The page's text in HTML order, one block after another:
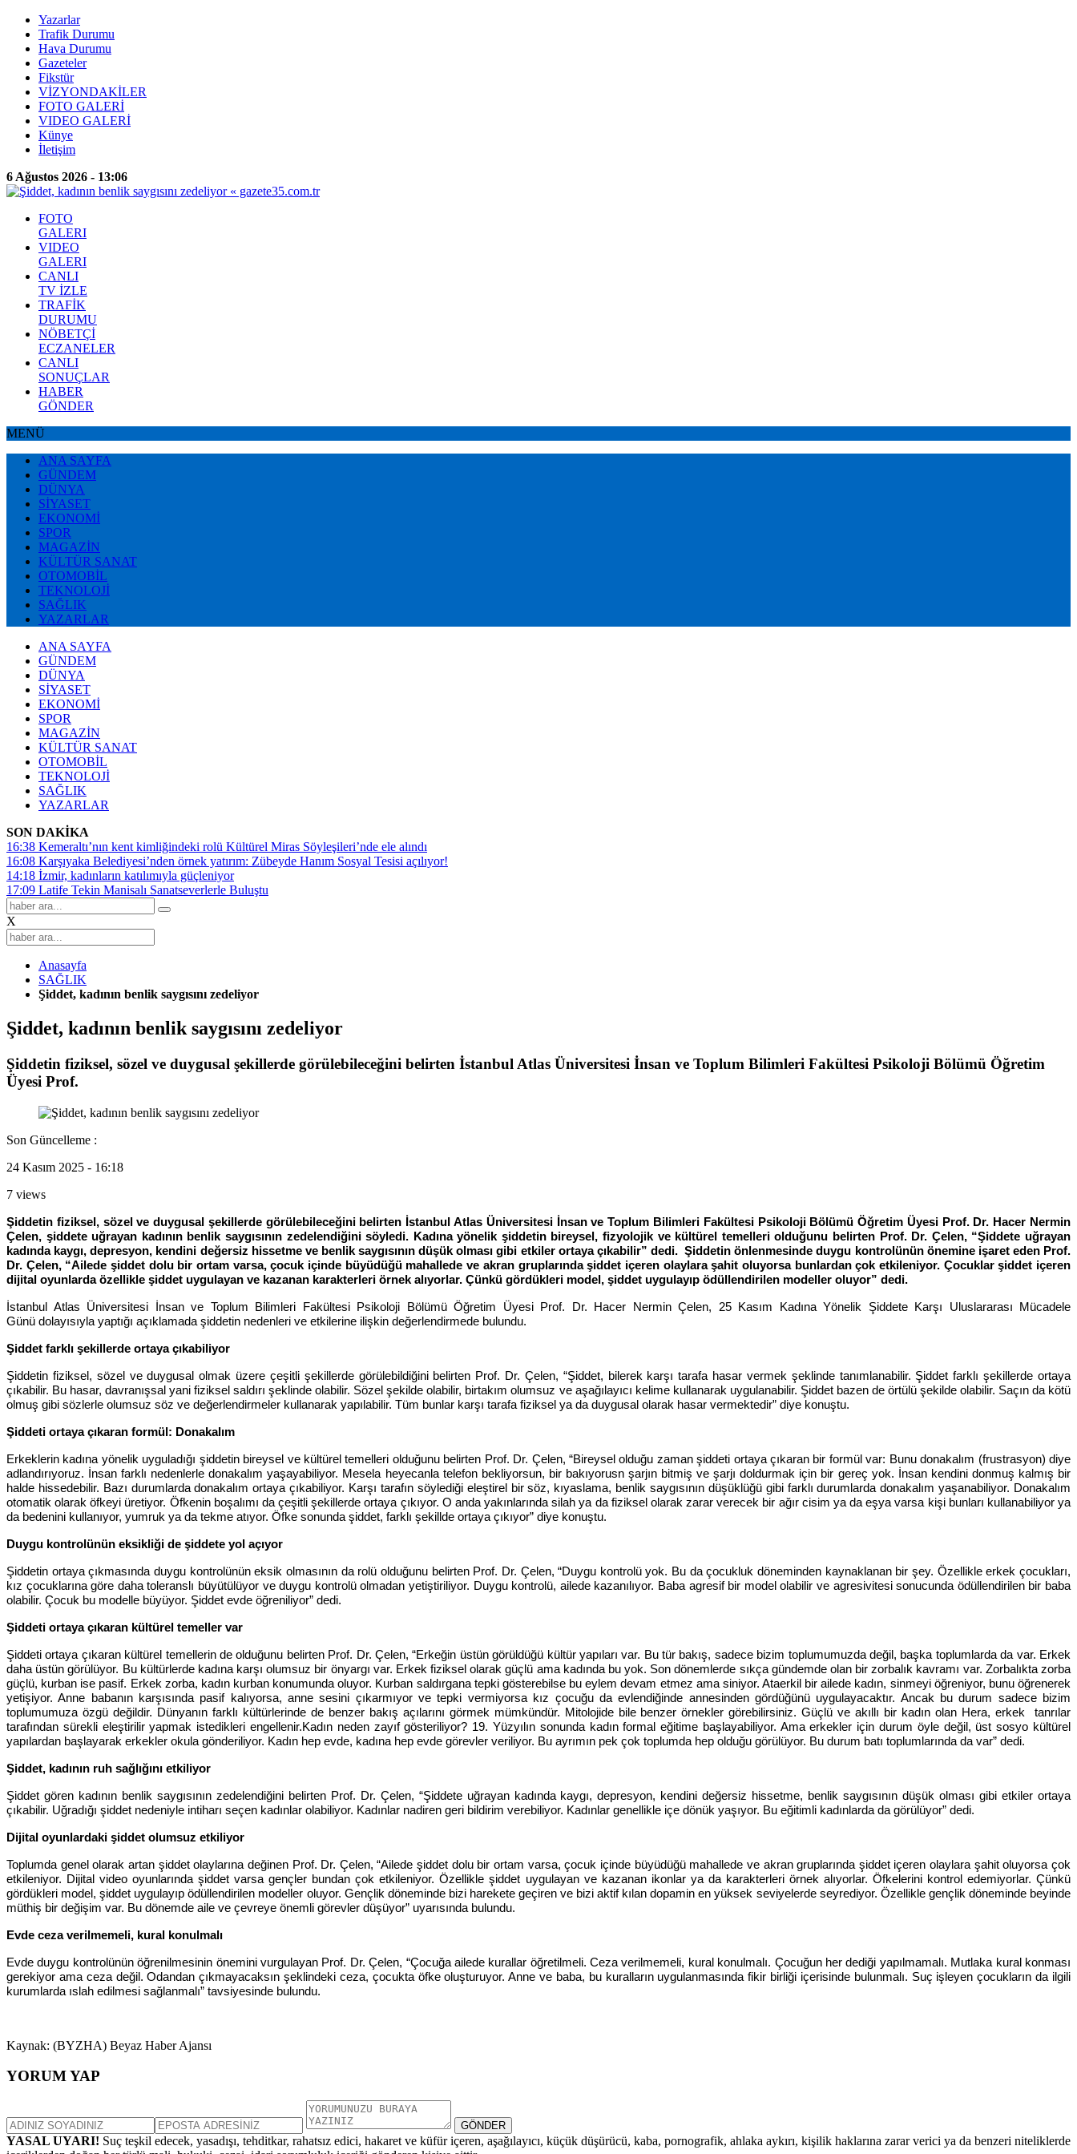
Yazarlar
Trafik Durumu
Hava Durumu
Gazeteler
Fikstür
VİZYONDAKİLER
FOTO GALERİ
VIDEO GALERİ
Künye
İletişim
6 Ağustos 2026 - 13:06
FOTO
GALERI
VIDEO
GALERI
CANLI
TV İZLE
TRAFİK
DURUMU
NÖBETÇİ
ECZANELER
CANLI
SONUÇLAR
HABER
GÖNDER
MENÜ
ANA SAYFA
GÜNDEM
DÜNYA
SİYASET
EKONOMİ
SPOR
MAGAZİN
KÜLTÜR SANAT
OTOMOBİL
TEKNOLOJİ
SAĞLIK
YAZARLAR
ANA SAYFA
GÜNDEM
DÜNYA
SİYASET
EKONOMİ
SPOR
MAGAZİN
KÜLTÜR SANAT
OTOMOBİL
TEKNOLOJİ
SAĞLIK
YAZARLAR
SON DAKİKA
16:38 Kemeraltı’nın kent kimliğindeki rolü Kültürel Miras Söyleşileri’nde ele alındı
16:08 Karşıyaka Belediyesi’nden örnek yatırım: Zübeyde Hanım Sosyal Tesisi açılıyor!
14:18 İzmir, kadınların katılımıyla güçleniyor
17:09 Latife Tekin Manisalı Sanatseverlerle Buluştu
X
Anasayfa
SAĞLIK
Şiddet, kadının benlik saygısını zedeliyor
Şiddet, kadının benlik saygısını zedeliyor
Şiddetin fiziksel, sözel ve duygusal şekillerde görülebileceğini belirten İstanbul Atlas Üniversitesi İnsan ve Toplum Bilimleri Fakültesi Psikoloji Bölümü Öğretim
Üyesi Prof.
Son Güncelleme :
24 Kasım 2025 - 16:18
7 views
Şiddetin fiziksel, sözel ve duygusal şekillerde görülebileceğini belirten İstanbul Atlas Üniversitesi İnsan ve Toplum Bilimleri Fakültesi Psikoloji Bölümü Öğretim Üyesi Prof. Dr. Hacer Nermin
Çelen, şiddete uğrayan kadının benlik saygısının zedelendiğini söyledi. Kadına yönelik şiddetin bireysel, fizyolojik ve kültürel temelleri olduğunu belirten Prof. Dr. Çelen, “Şiddete uğrayan
kadında kaygı, depresyon, kendini değersiz hissetme ve benlik saygısının düşük olması gibi etkiler ortaya çıkabilir” dedi. Şiddetin önlenmesinde duygu kontrolünün önemine işaret eden Prof.
Dr. Çelen, “Ailede şiddet dolu bir ortam varsa, çocuk içinde büyüdüğü mahallede ve akran gruplarında şiddet içeren olaylara şahit oluyorsa bunlardan çok etkileniyor. Çocuklar şiddet içeren
dijital oyunlarda özellikle şiddet uygulayan ve kazanan karakterleri örnek alıyorlar. Çünkü gördükleri model, şiddet uygulayıp ödüllendirilen modeller oluyor” dedi.
İstanbul Atlas Üniversitesi İnsan ve Toplum Bilimleri Fakültesi Psikoloji Bölümü Öğretim Üyesi Prof. Dr. Hacer Nermin Çelen, 25 Kasım Kadına Yönelik Şiddete Karşı Uluslararası Mücadele
Günü dolayısıyla yaptığı açıklamada şiddetin nedenleri ve etkilerine ilişkin değerlendirmede bulundu.
Şiddet farklı şekillerde ortaya çıkabiliyor
Şiddetin fiziksel, sözel ve duygusal olmak üzere çeşitli şekillerde görülebildiğini belirten Prof. Dr. Çelen, “Şiddet, bilerek karşı tarafa hasar vermek şeklinde tanımlanabilir. Şiddet farklı şekillerde ortaya
çıkabilir. Bu hasar, davranışsal yani fiziksel saldırı şeklinde olabilir. Sözel şekilde olabilir, birtakım olumsuz ve aşağılayıcı kelime kullanarak uygulanabilir. Şiddet bazen de örtülü şekilde olabilir. Saçın da kötü
olmuş gibi sözlerle olumsuz söz ve değerlendirmeler kullanarak yapılabilir. Tüm bunlar karşı tarafa fiziksel ya da duygusal olarak hasar vermektedir” diye konuştu.
Şiddeti ortaya çıkaran formül: Donakalım
Erkeklerin kadına yönelik uyguladığı şiddetin bireysel ve kültürel temelleri olduğunu belirten Prof. Dr. Çelen, “Bireysel olduğu zaman şiddeti ortaya çıkaran bir formül var: Bunu donakalım (frustrasyon) diye
adlandırıyoruz. İnsan farklı nedenlerle donakalım yaşayabiliyor. Mesela heyecanla telefon bekliyorsun, bir bakıyorusn şarjın bitmiş ve şarjı doldurmak için bir gereç yok. İnsan kendini donmuş kalmış bir
halde hissedebilir. Bazı durumlarda donakalım ortaya çıkabiliyor. Karşı tarafın söylediği eleştirel bir söz, kıyaslama, benlik saygısının düşüklüğü gibi farklı durumlarda donakalım yaşanabiliyor. Donakalım
otomatik olarak öfkeyi üretiyor. Öfkenin boşalımı da çeşitli şekillerde ortaya çıkıyor. O anda yakınlarında silah ya da fiziksel olarak zarar verecek bir ağır cisim ya da eşya varsa kişi bunları kullanabiliyor ya
da bedenini kullanıyor, yumruk ya da tekme atıyor. Öfke sonunda şiddet, farklı şekillde ortaya çıkıyor” diye konuştu.
Duygu kontrolünün eksikliği de şiddete yol açıyor
Şiddetin ortaya çıkmasında duygu kontrolünün eksik olmasının da rolü olduğunu belirten Prof. Dr. Çelen, “Duygu kontrolü yok. Bu da çocukluk döneminden kaynaklanan bir şey. Özellikle erkek çocukları,
kız çocuklarına göre daha toleranslı büyütülüyor ve duygu kontrolü olmadan yetiştiriliyor. Duygu kontrolü, ailede kazanılıyor. Baba agresif bir model olabilir ve agresivitesi sonucunda ödüllendirilen bir baba
olabilir. Çocuk bu modelle büyüyor. Şiddet evde öğreniliyor” dedi.
Şiddeti ortaya çıkaran kültürel temeller var
Şiddeti ortaya çıkaran kültürel temellerin de olduğunu belirten Prof. Dr. Çelen, “Erkeğin üstün görüldüğü kültür yapıları var. Bu tür bakış, sadece bizim toplumumuzda değil, başka toplumlarda da var. Erkek
daha üstün görülüyor. Bu kültürlerde kadına karşı olumsuz bir önyargı var. Erkek fiziksel olarak güçlü ama kadında bu yok. Son dönemlerde sıkça gündemde olan bir zorbalık kavramı var. Zorbalıkta zorba
güçlü, kurban ise pasif. Erkek zorba, kadın kurban konumunda oluyor. Kurban saldırgana tepki gösterebilse bu eylem devam etmez ama siniyor. Ataerkil bir ailede kadın, sinmeyi öğreniyor, bunu öğrenerek
yetişiyor. Anne babanın karşısında pasif kalıyorsa, anne sesini çıkarmıyor ve tepki vermiyorsa kız çocuğu da evlendiğinde annesinden gördüğünü uygulayacaktır. Ancak bu durum sadece bizim
toplumumuza özgü değildir. Dünyanın farklı kültürlerinde de benzer bakış açılarını görmek mümkündür. Mitolojide bile benzer örnekler görebilirsiniz. Güçlü ve akıllı bir kadın olan Hera, erkek tanrılar
tarafından sürekli eleştirilir yapmak istedikleri engellenir.Kadın neden zayıf gösteriliyor? 19. Yüzyılın sonunda kadın formal eğitime başlayabiliyor. Ama erkekler için durum öyle değil, üst sosyo kültürel
yapılardan başlayarak erkekler okula gönderiliyor. Kadın hep evde, kadına hep evde görevler veriliyor. Bu ayrımın pek çok toplumda hep olduğu görülüyor. Bu durum batı toplumlarında da var” dedi.
Şiddet, kadının ruh sağlığını etkiliyor
Şiddet gören kadının benlik saygısının zedelendiğini belirten Prof. Dr. Çelen, “Şiddete uğrayan kadında kaygı, depresyon, kendini değersiz hissetme, benlik saygısının düşük olması gibi etkiler ortaya
çıkabilir. Uğradığı şiddet nedeniyle intiharı seçen kadınlar olabiliyor. Kadınlar nadiren geri bildirim verebiliyor. Kadınlar genellikle içe dönük yaşıyor. Bu eğitimli kadınlarda da görülüyor” dedi.
Dijital oyunlardaki şiddet olumsuz etkiliyor
Toplumda genel olarak artan şiddet olaylarına değinen Prof. Dr. Çelen, “Ailede şiddet dolu bir ortam varsa, çocuk içinde büyüdüğü mahallede ve akran gruplarında şiddet içeren olaylara şahit oluyorsa çok
etkileniyor. Dijital video oyunlarında şiddet varsa gençler bundan çok etkileniyor. Özellikle şiddet uygulayan ve kazanan ikonlar ya da karakterleri örnek alıyorlar. Öfkelerini kontrol edemiyorlar. Çünkü
gördükleri model, şiddet uygulayıp ödüllendirilen modeller oluyor. Gençlik döneminde bizi harekete geçiren ve bizi aktif kılan dopamin en yüksek seviyelerde seyrediyor. Özellikle gençlik döneminde beyinde
müthiş bir değişim var. Bu dönemde aile ve çevreye önemli görevler düşüyor” uyarısında bulundu.
Evde ceza verilmemeli, kural konulmalı
Evde duygu kontrolünün öğrenilmesinin önemini vurgulayan Prof. Dr. Çelen, “Çocuğa ailede kurallar öğretilmeli. Ceza verilmemeli, kural konulmalı. Çocuğun her dediği yapılmamalı. Mutlaka kural konması
gerekiyor ama ceza değil. Odandan çıkmayacaksın şeklindeki ceza, çocukta öfke oluşturuyor. Anne ve baba, bu kuralların uygulanmasında fikir birliği içerisinde bulunmalı. Suç işleyen çocukların da ilgili
kurumlarda ıslah edilmesi sağlanmalı” tavsiyesinde bulundu.
Kaynak: (BYZHA) Beyaz Haber Ajansı
YORUM YAP
GÖNDER
YASAL UYARI! Suç teşkil edecek, yasadışı, tehditkar, rahatsız edici, hakaret ve küfür içeren, aşağılayıcı, küçük düşürücü, kaba, pornografik, ahlaka aykırı, kişilik haklarına zarar verici ya da benzeri niteliklerde